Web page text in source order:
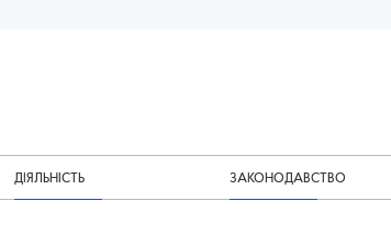
ДІЯЛЬНІСТЬ ЗАКОНОДАВСТВО